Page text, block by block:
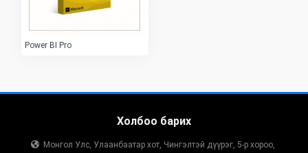
Power BI Pro
Холбоо барих
Монгол Улс, Улаанбаатар хот, Чингэлтэй дүүрэг, 5-р хороо,